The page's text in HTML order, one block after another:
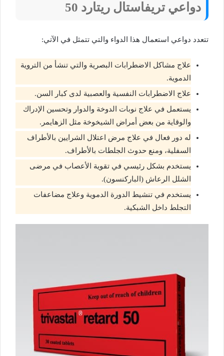
دواعي تريفاستال ريتارد 50
تتعدد دواعي استعمال هذا الدواء والتي تتمثل في الآتي:
علاج مشاكل الاضطرابات البصرية والتي تنشأ من التروية
الدموية.
علاج الاضطرابات النفسية والعصبية لدى كبار السن.
يستعمل في علاج نوبات الدوخة والدوار وتحسين الإدراك
والوقاية من بعض أمراض الشيخوخة مثل الزهايمر.
له دور فعال في علاج مرض اعتلال الشرايين بالأطراف
السفلية، ومنع حدوث الجلطات بالأطراف.
يستخدم بشكل رئيسي في تقوية الأعصاب في مرضى
الشلل الرعاش (الباركنسون).
يستخدم في تنشيط الدورة الدموية وعلاج مضاعفات
التجلط داخل الشبكية.